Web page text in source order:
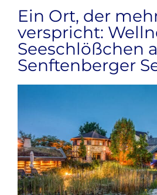
Ein Ort, der
verspricht:
Seeschlößchen
Senftenberger